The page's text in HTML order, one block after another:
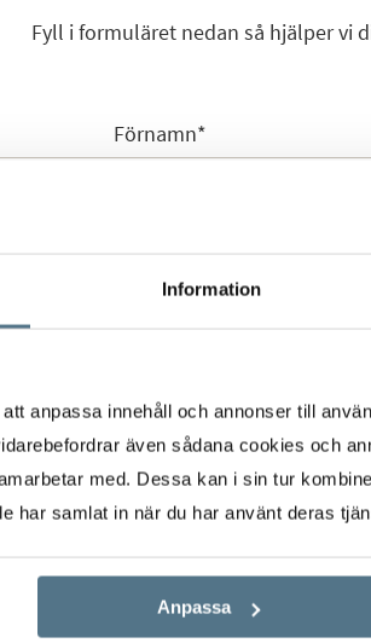
Information
anpassa innehåll och annonser till
även sådana cookies och
med. Dessa kan i sin tur
har samlat in när du har använt deras
Anpassa
Fyll i formuläret nedan så hjälper vi
Förnamn*
Efternamn*
Mobilnummer*
E-post